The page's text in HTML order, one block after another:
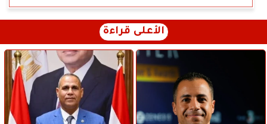
الأعلى قراءة